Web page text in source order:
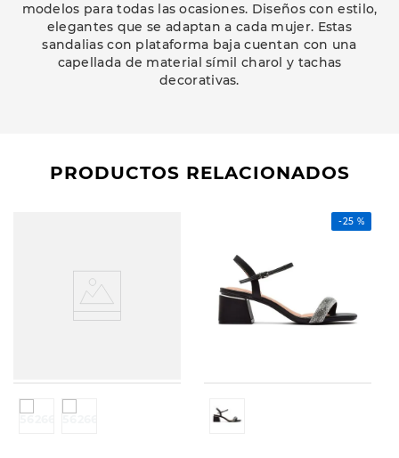
modelos para todas las ocasiones. Diseños con estilo,
elegantes que se adaptan a cada mujer. Estas
sandalias con plataforma baja cuentan con una
capellada de material símil charol y tachas
decorativas.
PRODUCTOS RELACIONADOS
-25 %